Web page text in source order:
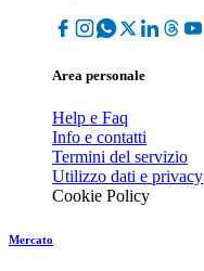
Area personale
Help e Faq
Info e contatti
Termini del servizio
Utilizzo dati e privacy
Cookie Policy
Mercato